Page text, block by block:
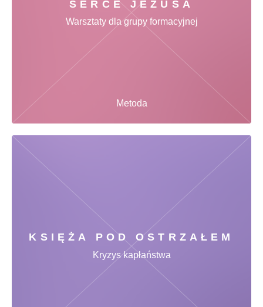
SERCE JEZUSA
Metoda
Warsztaty dla grupy formacyjnej
KSIĘŻA POD OSTRZAŁEM
Kryzys kapłaństwa